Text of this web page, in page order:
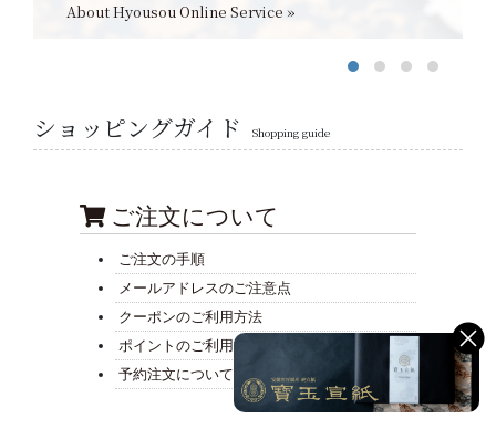
About Hyousou Online Service »
ショッピングガイド Shopping guide
ご注文について
ご注文の手順
メールアドレスのご注意点
クーポンのご利用方法
ポイントのご利用方法
予約注文について